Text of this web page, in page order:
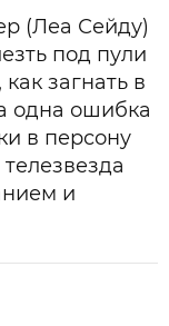
(Леа Сейду)
под пули
загнать в
одна ошибка
в персону
и